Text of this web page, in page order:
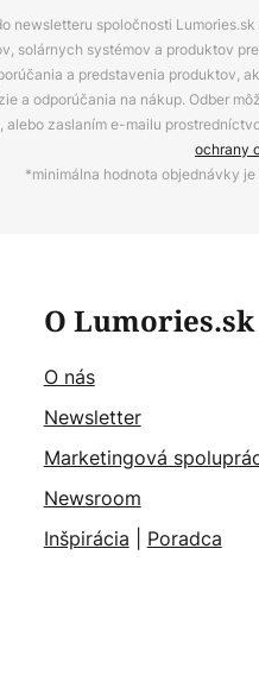
newsletteru spoločnosti
solárnych systémov a produktov
a predstavenia produktov,
a odporúčania na nákup. Odber
alebo zaslaním e-mailu
ochrany
*minimálna hodnota objednávky
O Lumories.sk
O nás
Newsletter
Marketingová
Newsroom
Inšpirácia
Poradca